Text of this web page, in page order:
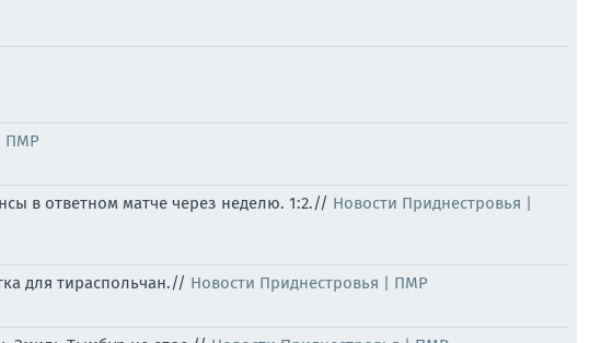
ПМР
в ответном матче через неделю. 1:2.// Новости Приднестровья |
для тираспольчан.// Новости Приднестровья | ПМР